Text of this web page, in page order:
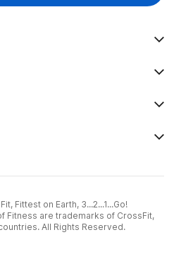
Fittest on Earth, 3...2...1...Go!
Fitness are trademarks of CrossFit,
All Rights Reserved.